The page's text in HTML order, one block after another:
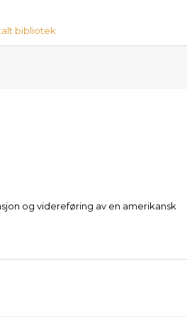
bibliotek
og videreføring av en amerikansk